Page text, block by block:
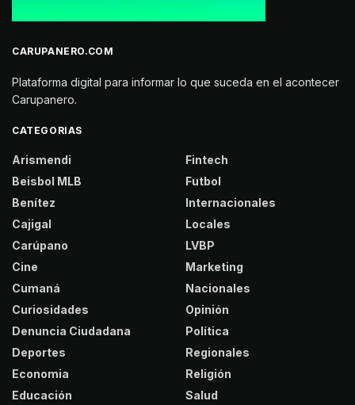
CARUPANERO.COM
Plataforma digital para informar lo que suceda en el acontecer
Carupanero.
CATEGORIAS
Arismendi
Beisbol MLB
Benítez
Cajigal
Carúpano
Cine
Cumaná
Curiosidades
Denuncia Ciudadana
Deportes
Economia
Educación
Fintech
Futbol
Internacionales
Locales
LVBP
Marketing
Nacionales
Opinión
Política
Regionales
Religión
Salud